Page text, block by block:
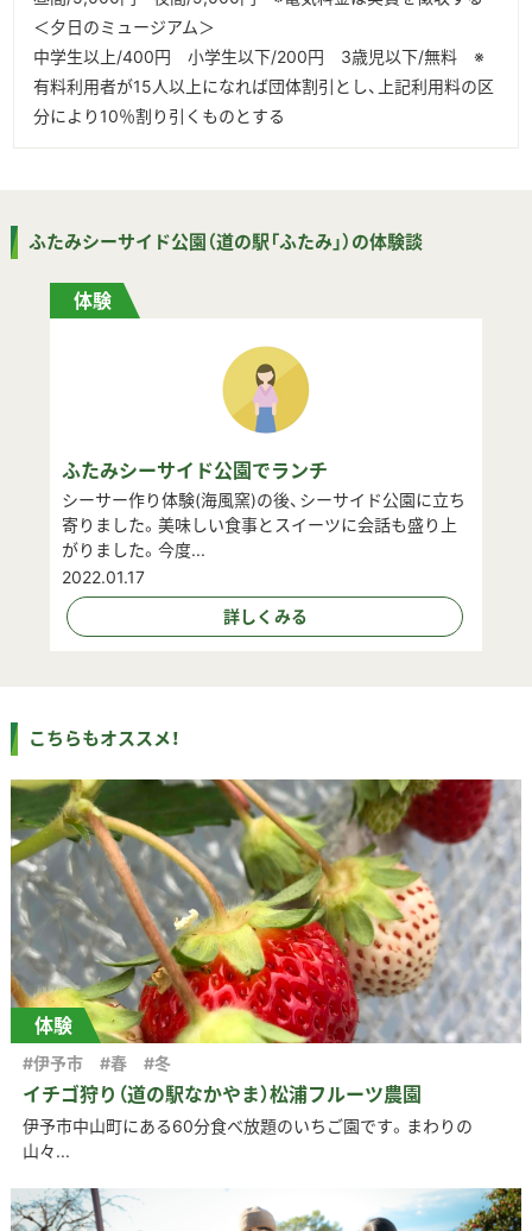
＜夕日のミュージアム＞
中学生以上/400円 小学生以下/200円 3歳児以下/無料 ※
有料利用者が15人以上になれば団体割引とし、上記利用料の区
分により10％割り引くものとする
ふたみシーサイド公園（道の駅「ふたみ」）の体験談
体験
ふたみシーサイド公園でランチ
シーサー作り体験(海風窯)の後、シーサイド公園に立ち
寄りました。美味しい食事とスイーツに会話も盛り上
がりました。今度...
2022.01.17
詳しくみる
こちらもオススメ！
体験
イチゴ狩り（道の駅なかやま）松浦フルーツ農園
#伊予市 #春 #冬
伊予市中山町にある60分食べ放題のいちご園です。まわりの
山々...